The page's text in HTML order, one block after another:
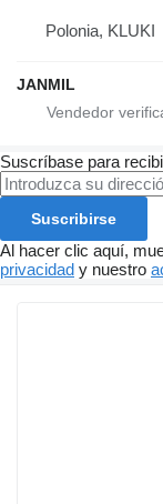
Polonia, KLUKI
JANMIL
Suscríbase para
Suscribirse
Al hacer clic aquí,
privacidad y nuestro